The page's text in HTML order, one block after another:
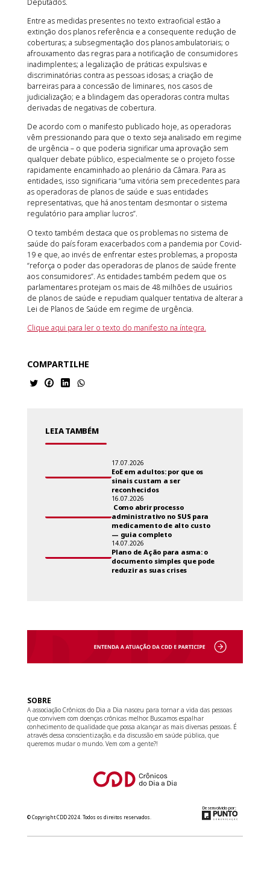
Deputados.
Entre as medidas presentes no texto extraoficial estão a
extinção dos planos referência e a consequente redução de
coberturas; a subsegmentação dos planos ambulatoriais; o
afrouxamento das regras para a notificação de consumidores
inadimplentes; a legalização de práticas expulsivas e
discriminatórias contra as pessoas idosas; a criação de
barreiras para a concessão de liminares, nos casos de
judicialização; e a blindagem das operadoras contra multas
derivadas de negativas de cobertura.
De acordo com o manifesto publicado hoje, as operadoras
vêm pressionando para que o texto seja analisado em regime
de urgência – o que poderia significar uma aprovação sem
qualquer debate público, especialmente se o projeto fosse
rapidamente encaminhado ao plenário da Câmara. Para as
entidades, isso significaria “uma vitória sem precedentes para
as operadoras de planos de saúde e suas entidades
representativas, que há anos tentam desmontar o sistema
regulatório para ampliar lucros”.
O texto também destaca que os problemas no sistema de
saúde do país foram exacerbados com a pandemia por Covid-
19 e que, ao invés de enfrentar estes problemas, a proposta
“reforça o poder das operadoras de planos de saúde frente
aos consumidores”. As entidades também pedem que os
parlamentares protejam os mais de 48 milhões de usuários
de planos de saúde e repudiam qualquer tentativa de alterar a
Lei de Planos de Saúde em regime de urgência.
Clique aqui para ler o texto do manifesto na íntegra.
COMPARTILHE
LEIA TAMBÉM
17.07.2026
EoE em adultos: por que os
sinais custam a ser
reconhecidos
16.07.2026
Como abrir processo
administrativo no SUS para
medicamento de alto custo
— guia completo
14.07.2026
Plano de Ação para asma: o
documento simples que pode
reduzir as suas crises
SOBRE
A associação Crônicos do Dia a Dia nasceu para tornar a vida das pessoas
que convivem com doenças crônicas melhor. Buscamos espalhar
conhecimento de qualidade que possa alcançar as mais diversas pessoas. É
através dessa conscientização, e da discussão em saúde pública, que
queremos mudar o mundo. Vem com a gente?!
© Copyright CDD 2024. Todos os direitos reservados.
Desenvolvido por: